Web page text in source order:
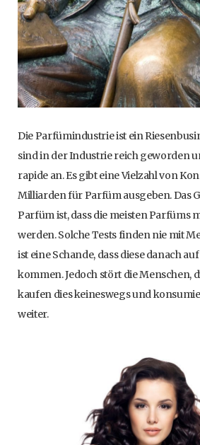
Die Parfümindustrie ist ein
sind in der Industrie reich geworden
rapide an. Es gibt eine Vielzahl von
Milliarden für Parfüm ausgeben. Das
Parfüm ist, dass die meisten Parfüms
werden. Solche Tests finden nie mit
ist eine Schande, dass diese danach
kommen. Jedoch stört die Menschen,
kaufen dies keineswegs und
weiter.